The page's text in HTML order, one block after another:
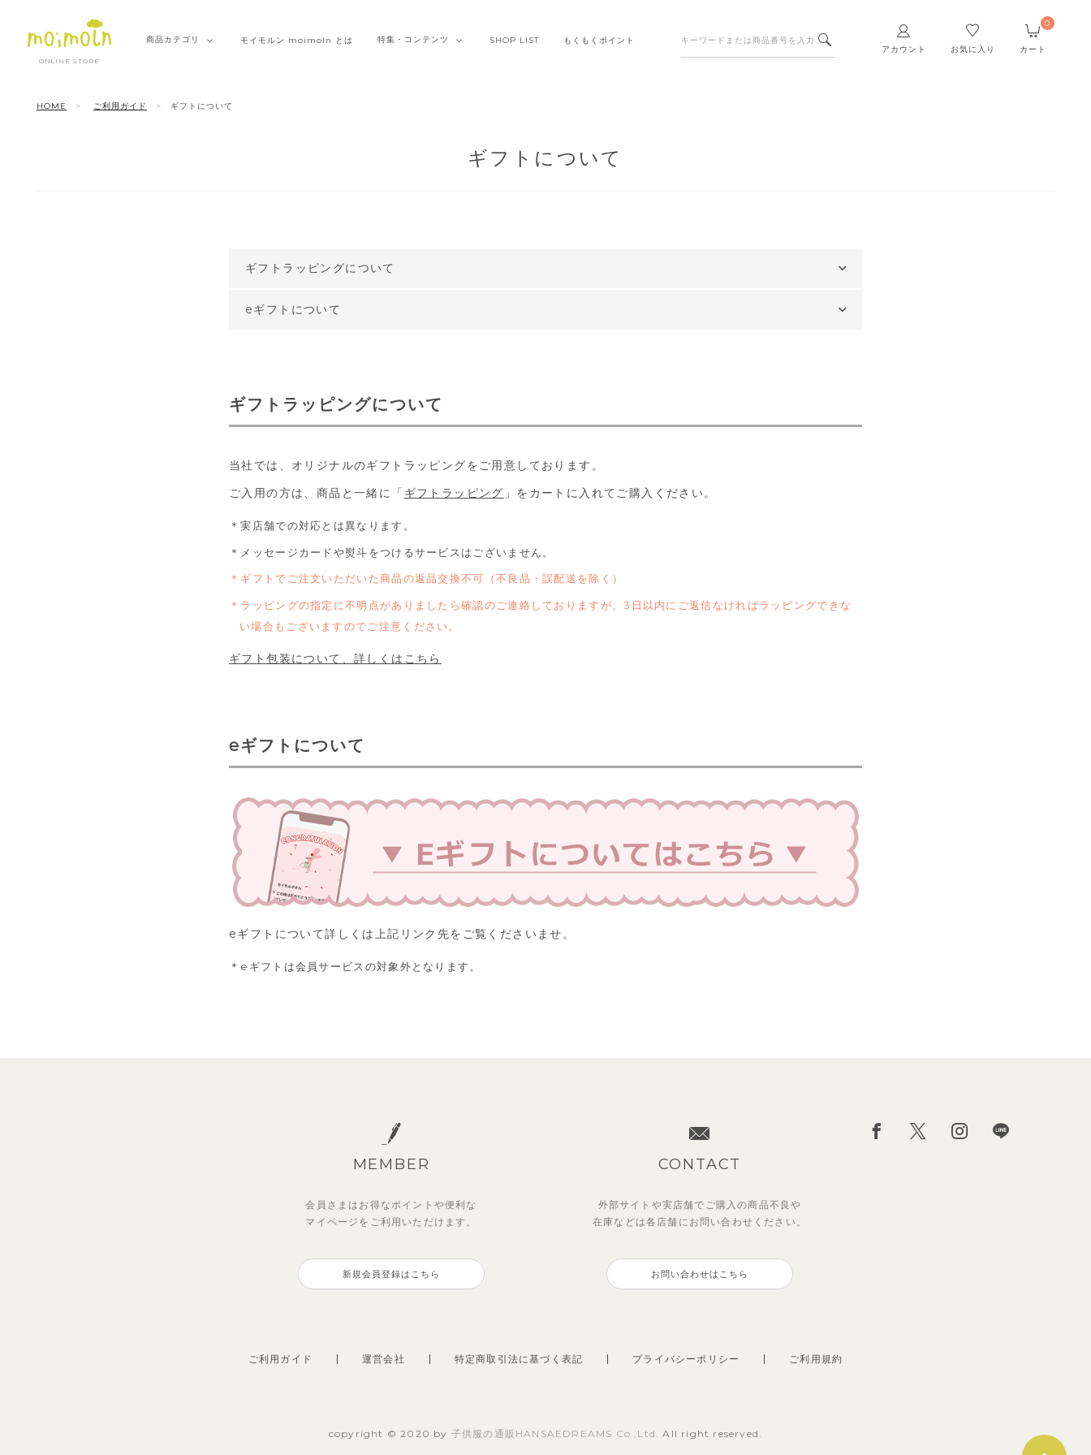
ONLINE STORE
アカウント お気に入り カート
0
商品カテゴリ モイモルン moimoln とは 特集・ コンテンツ SHOP LIST もくもくポイント
HOME ご利用ガイド ギフトについて
ギフトについて
ギフトラッピングについて
eギフトについて
ギフトラッピングについて
当社では、オリジナルのギフトラッピングをご用意しております。
ご入用の方は、商品と一緒に「 ギフトラッピング 」をカートに入れてご購入ください。
実店舗での対応とは異なります。
メッセージカードや熨斗をつけるサービスはございません。
ギフトでご注文いただいた商品の返品交換不可（不良品・誤配送を除く）
ラッピングの指定に不明点がありましたら確認のご連絡しておりますが、3日以内にご返信なければラッピングできな
い場合もございますのでご注意ください。
ギフト包装について、詳しくはこちら
eギフトについて
eギフトについて詳しくは上記リンク先をご覧くださいませ。
eギフトは会員サービスの対象外となります。
MEMBER
会員さまはお得なポイントや便利な
マイページを ご利用いただけます。
新規会員登録はこちら
CONTACT
外部サイトや実店舗でご購入の商品不良や
在庫などは各店舗に お問い合わせください。
お問い合わせはこちら
ご利用ガイド 運営会社 特定商取引法に基づく表記 プライバシーポリシー ご利用規約
copyright © 2020 by 子供服の通販HANSAEDREAMS Co.,Ltd.All right reserved.